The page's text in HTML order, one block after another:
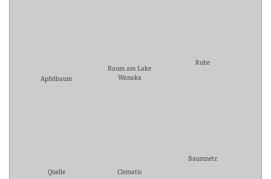
Apfelbaum
Baum am Lake
Wanaka
Ruhe
Quelle Clematis
Baumnetz